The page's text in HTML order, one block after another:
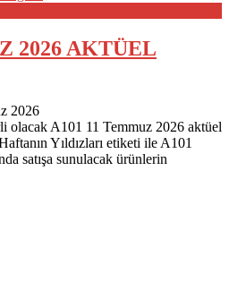
2026 AKTÜEL
2026
olacak A101 11 Temmuz 2026 aktüel
Yıldızları etiketi ile A101
satışa sunulacak ürünlerin